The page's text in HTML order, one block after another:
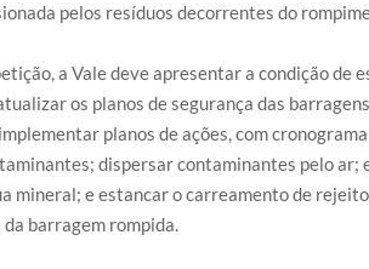
pelos resíduos decorrentes do
a Vale deve apresentar a condição
os planos de segurança das
planos de ações, com
dispersar contaminantes pelo
mineral; e estancar o carreamento de
barragem rompida.